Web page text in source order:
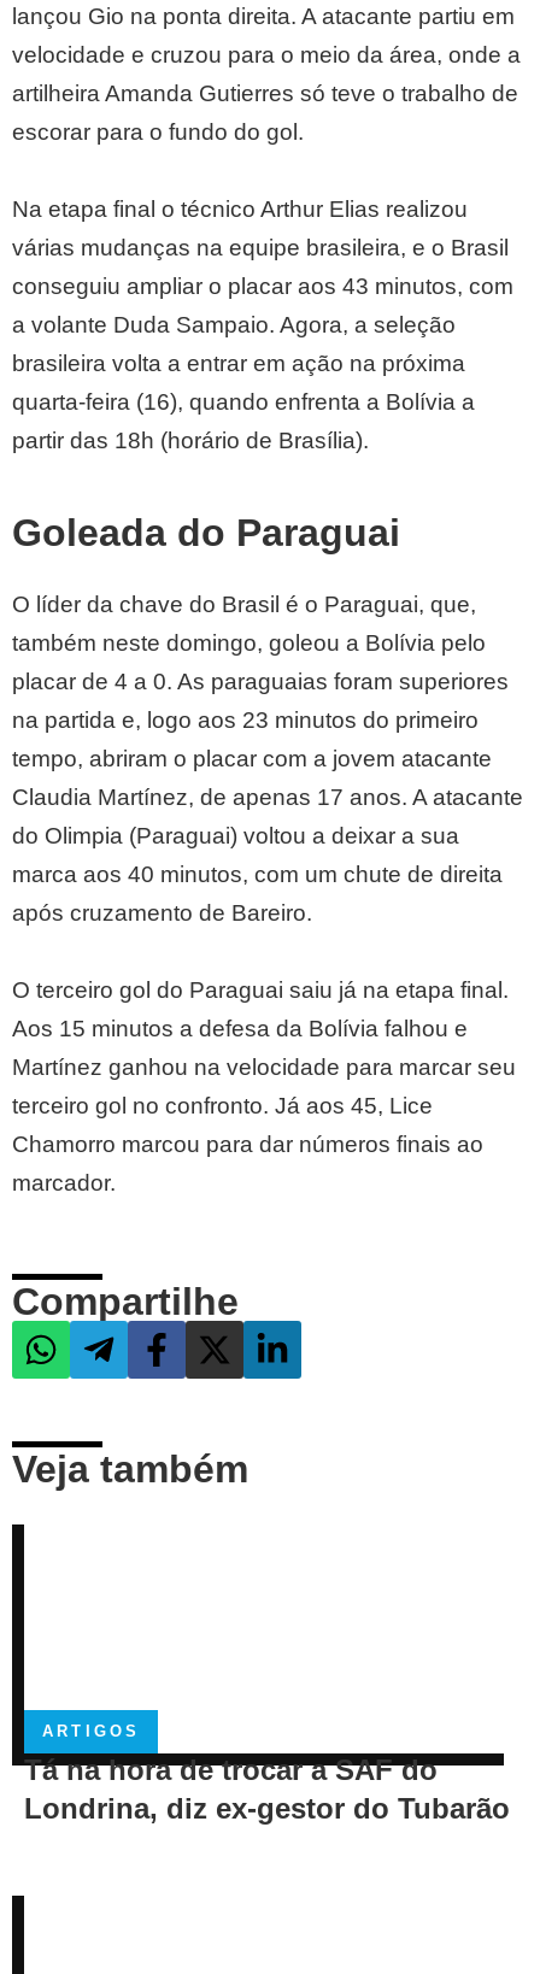
lançou Gio na ponta direita. A atacante partiu em
velocidade e cruzou para o meio da área, onde a
artilheira Amanda Gutierres só teve o trabalho de
escorar para o fundo do gol.
Na etapa final o técnico Arthur Elias realizou
várias mudanças na equipe brasileira, e o Brasil
conseguiu ampliar o placar aos 43 minutos, com
a volante Duda Sampaio. Agora, a seleção
brasileira volta a entrar em ação na próxima
quarta-feira (16), quando enfrenta a Bolívia a
partir das 18h (horário de Brasília).
Goleada do Paraguai
O líder da chave do Brasil é o Paraguai, que,
também neste domingo, goleou a Bolívia pelo
placar de 4 a 0. As paraguaias foram superiores
na partida e, logo aos 23 minutos do primeiro
tempo, abriram o placar com a jovem atacante
Claudia Martínez, de apenas 17 anos. A atacante
do Olimpia (Paraguai) voltou a deixar a sua
marca aos 40 minutos, com um chute de direita
após cruzamento de Bareiro.
O terceiro gol do Paraguai saiu já na etapa final.
Aos 15 minutos a defesa da Bolívia falhou e
Martínez ganhou na velocidade para marcar seu
terceiro gol no confronto. Já aos 45, Lice
Chamorro marcou para dar números finais ao
marcador.
Compartilhe
Veja também
ARTIGOS
Tá na hora de trocar a SAF do
Londrina, diz ex-gestor do Tubarão